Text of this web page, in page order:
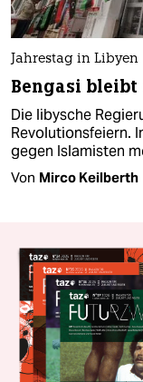
Jahrestag in Libyen
Bengasi
Die libysche
Revolutionsfeiern.
gegen Islamisten
Von Mirco Keilberth